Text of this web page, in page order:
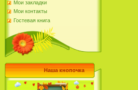
Мои закладки
Мои контакты
Гостевая книга
Наша кнопочка